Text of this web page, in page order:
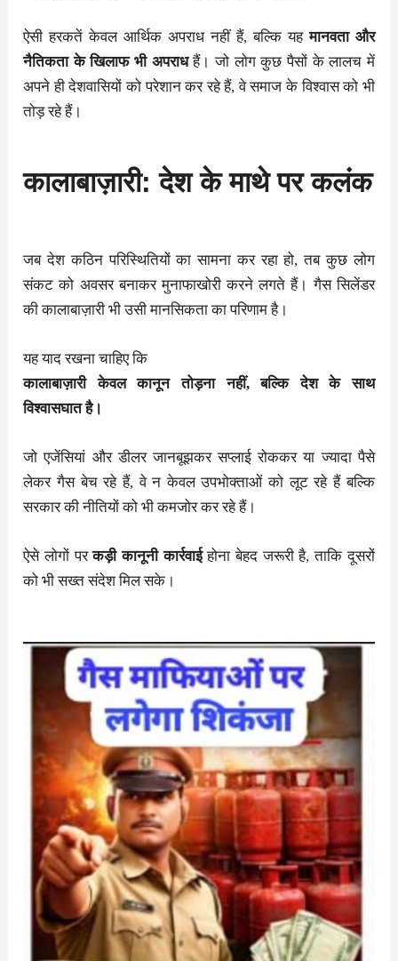
ऐसी हरकतें केवल आर्थिक अपराध नहीं हैं, बल्कि यहमानवता और
नैतिकता के खिलाफ भी अपराधहैं। जो लोग कुछ पैसों के लालच में
अपने ही देशवासियों को परेशान कर रहे हैं, वे समाज के विश्वास को भी
तोड़ रहे हैं।
कालाबाज़ारी: देश के माथे पर कलंक
जब देश कठिन परिस्थितियों का सामना कर रहा हो, तब कुछ लोग
संकट को अवसर बनाकर मुनाफाखोरी करने लगते हैं। गैस सिलेंडर
की कालाबाज़ारी भी उसी मानसिकता का परिणाम है।
यह याद रखना चाहिए कि
कालाबाज़ारी केवल कानून तोड़ना नहीं, बल्कि देश के साथ
विश्वासघात है।
जो एजेंसियां और डीलर जानबूझकर सप्लाई रोककर या ज्यादा पैसे
लेकर गैस बेच रहे हैं, वे न केवल उपभोक्ताओं को लूट रहे हैं बल्कि
सरकार की नीतियों को भी कमजोर कर रहे हैं।
ऐसे लोगों परकड़ी कानूनी कार्रवाईहोना बेहद जरूरी है, ताकि दूसरों
को भी सख्त संदेश मिल सके।